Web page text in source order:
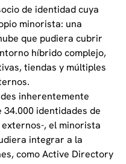
de identidad cuya
minorista: una
que pudiera cubrir
híbrido complejo,
tiendas y múltiples
inherentemente
34.000 identidades de
, el minorista
integrar a la
como Active Directory